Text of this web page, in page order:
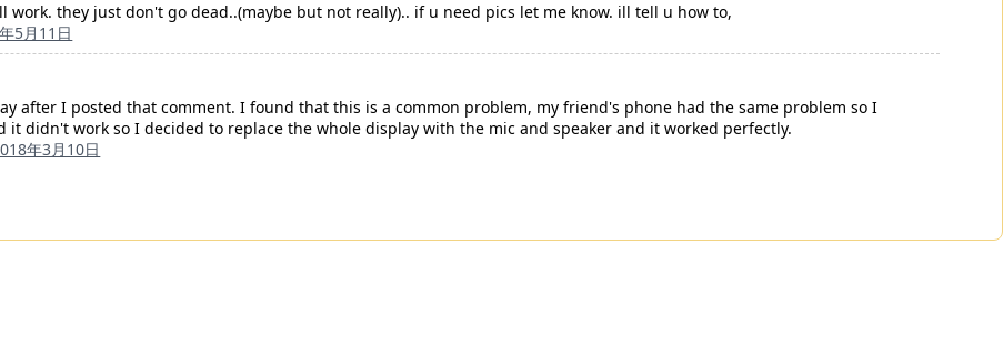
work. they just don't go dead..(maybe but not really).. if u need pics let me know. ill tell u how to,
5月11日
after I posted that comment. I found that this is a common problem, my friend's phone had the same problem so I
it didn't work so I decided to replace the whole display with the mic and speaker and it worked perfectly.
年3月10日